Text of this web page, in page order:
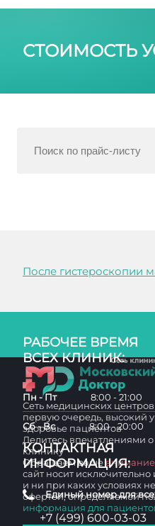
СТОИМОСТЬ
После гистероскопии
РАБОЧЕЕ ВРЕМЯ
ВСЕХ КЛИНИК:
Пн - Пт 8:00 - 21:00
Сб - Вс 8:00 - 20:00
КОНТАКТНАЯ
ИНФОРМАЦИЯ:
Единый номер для
+7 (499) 600-03-03
Сеть медицинских
первую очередь, высокий
здоровье пациентов
Делитесь впечатлениями
клинику
Обращаем вашевнимание
сайт носит
и ни при каких условиях
офертой, определяемой
информация для